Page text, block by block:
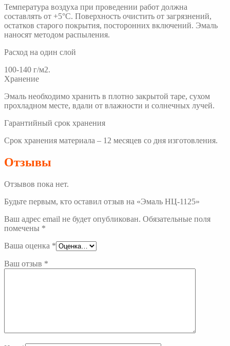
Температура воздуха при проведении работ должна
составлять от +5°С. Поверхность очистить от загрязнений,
остатков старого покрытия, посторонних включений. Эмаль
наносят методом распыления.
Расход на один слой
100-140 г/м2.
Хранение
Эмаль необходимо хранить в плотно закрытой таре, сухом
прохладном месте, вдали от влажности и солнечных лучей.
Гарантийный срок хранения
Срок хранения материала – 12 месяцев со дня изготовления.
Отзывы
Отзывов пока нет.
Будьте первым, кто оставил отзыв на «Эмаль НЦ-1125»
Ваш адрес email не будет опубликован. Обязательные поля
помечены *
Ваша оценка *
Ваш отзыв *